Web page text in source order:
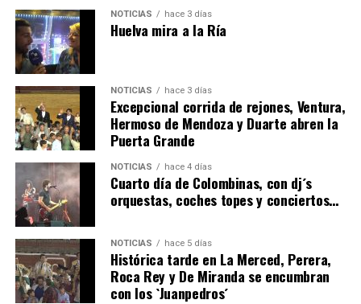
4º DÍA DE LAS FIESTAS COLOMBINAS 2026
hace 4 días Huelvatv
NOTICIAS hace 3 días
Huelva mira a la Ría
NOTICIAS hace 3 días
Excepcional corrida de rejones, Ventura,
Hermoso de Mendoza y Duarte abren la
Puerta Grande
NOTICIAS hace 4 días
Cuarto día de Colombinas, con dj´s
orquestas, coches topes y conciertos…
NOTICIAS hace 5 días
Histórica tarde en La Merced, Perera,
Roca Rey y De Miranda se encumbran
con los `Juanpedros´